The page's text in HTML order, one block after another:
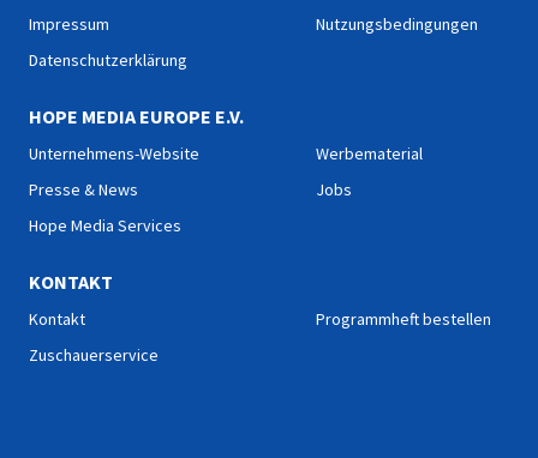
Impressum
Datenschutzerklärung
Nutzungsbedingungen
HOPE MEDIA EUROPE E.V.
Unternehmens-Website
Presse & News
Hope Media Services
Werbematerial
Jobs
KONTAKT
Kontakt
Zuschauerservice
Programmheft bestellen